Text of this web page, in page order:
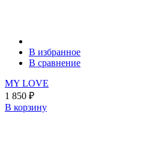
В избранное
В сравнение
MY LOVE
1 850 ₽
В корзину